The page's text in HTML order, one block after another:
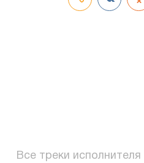
Все треки исполнителя